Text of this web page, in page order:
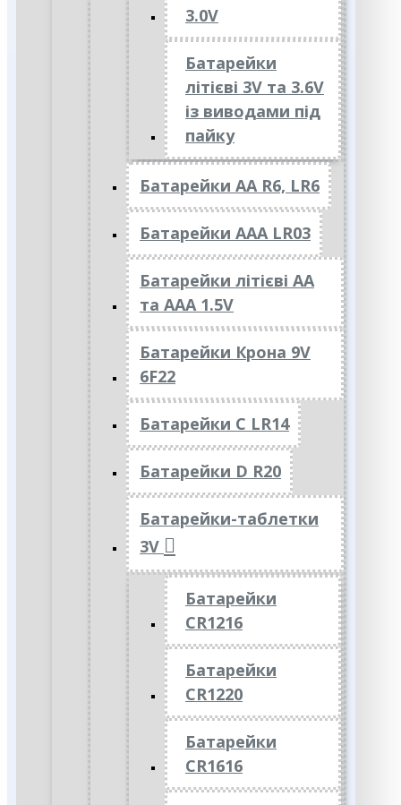
3.0V
Батарейки
літієві 3V та 3.6V
із виводами під
пайку
Батарейки АА R6, LR6
Батарейки АAА LR03
Батарейки літієві АА
та ААА 1.5V
Батарейки Крона 9V
6F22
Батарейки C LR14
Батарейки D R20
Батарейки-таблетки
3V
Батарейки
CR1216
Батарейки
CR1220
Батарейки
CR1616